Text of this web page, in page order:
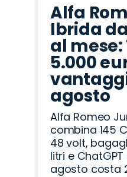
Alfa
Ibrida
al mese:
5.000
agosto
Alfa Romeo
combina 145
48 volt,
litri e
agosto costa